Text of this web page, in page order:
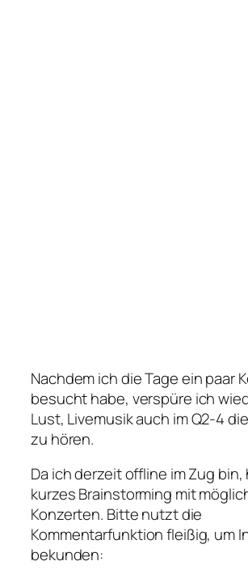
Nachdem ich die Tage ein paar
besucht habe, verspüre ich
Lust, Livemusik auch im Q2-4
zu hören.
Da ich derzeit offline im Zug bin,
kurzes Brainstorming mit
Konzerten. Bitte nutzt die
Kommentarfunktion fleißig, um
bekunden: